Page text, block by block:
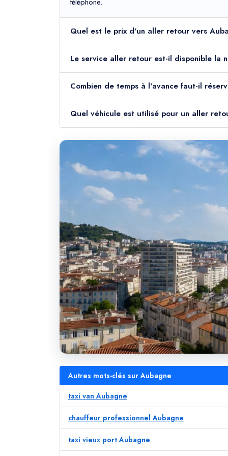
Quel est le prix d'un aller retour vers
Le service aller retour est-il disponible la
Combien de temps à l'avance faut-il
Quel véhicule est utilisé pour un aller
Autres mots-clés sur Aubagne
taxi van Aubagne
chauffeur professionnel Aubagne
taxi vieux port Aubagne